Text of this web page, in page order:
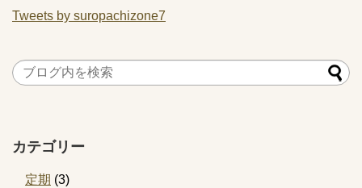
Tweets by suropachizone7
カテゴリー
定期 (3)